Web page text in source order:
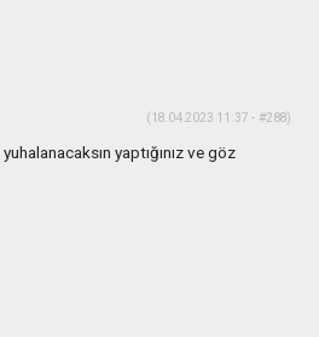
(18.04.2023 11:37 - #288)
yaptığınız ve göz